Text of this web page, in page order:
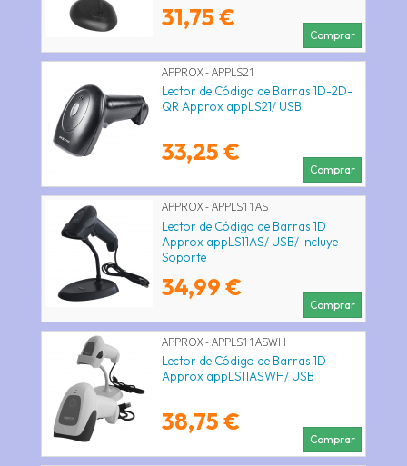
31,75 €
Comprar
APPROX - APPLS21
Lector de Código de Barras 1D-2D-
QR Approx appLS21/ USB
33,25 €
Comprar
APPROX - APPLS11AS
Lector de Código de Barras 1D
Approx appLS11AS/ USB/ Incluye
Soporte
34,99 €
Comprar
APPROX - APPLS11ASWH
Lector de Código de Barras 1D
Approx appLS11ASWH/ USB
38,75 €
Comprar